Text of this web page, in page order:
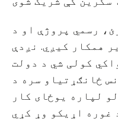
رسمي پروژې او د
همکار کیږي. نږدې
کولی شي د دولت
ځانګړتیاو سره د
لپاره یوځای کار